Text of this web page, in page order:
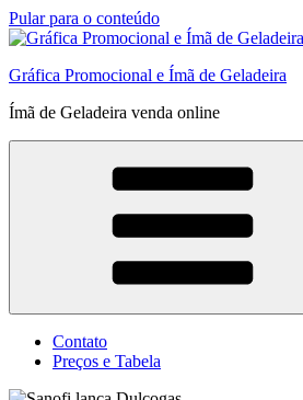
Pular para o conteúdo
Gráfica Promocional e Ímã de Geladeira
Ímã de Geladeira venda online
Contato
Preços e Tabela